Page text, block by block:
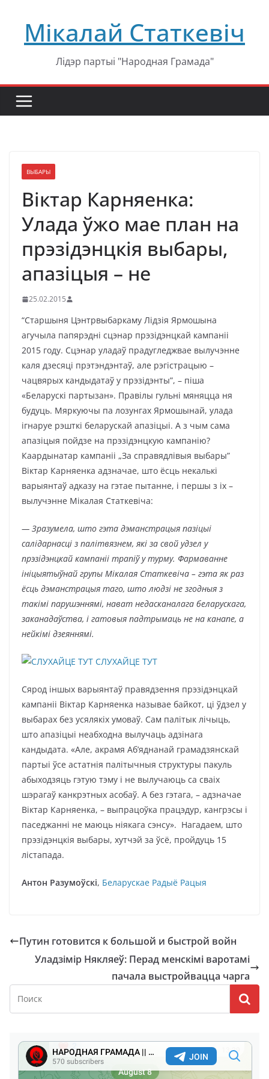
содержимому
Мікалай Статкевіч
Лідэр партыі "Народная Грамада"
ВЫБАРЫ
Віктар Карняенка:
Улада ўжо мае план на
прэзідэнцкія выбары,
апазіцыя – не
25.02.2015
“Старшыня Цэнтрвыбаркаму Лідзія Ярмошына
агучыла папярэдні сцэнар прэзідэнцкай кампаніі
2015 году. Сцэнар уладаў прадугледжвае вылучэнне
каля дзесяці прэтэндэнтаў, але рэгістрацыю –
чацвярых кандыдатаў у прэзідэнты”, – піша
«Беларускі партызан». Правілы гульні мяняцца ня
будуць. Мяркуючы па лозунгах Ярмошынай, улада
ігнаруе рэшткі беларускай апазіцыі. А з чым сама
апазіцыя пойдзе на прэзідэнцкую кампанію?
Каардынатар кампаніі „За справядлівыя выбары”
Віктар Карняенка адзначае, што ёсць некалькі
варыянтаў адказу на гэтае пытанне, і першы з іх –
вылучэнне Мікалая Статкевіча:
— Зразумела, што гэта дэманстрацыя пазіцыі
салідарнасці з палітвязнем, які за свой удзел у
прэзідэнцкай кампаніі трапіў у турму. Фармаванне
ініцыятыўнай групы Мікалая Статкевіча – гэта як раз
ёсць дэманстрацыя таго, што людзі не згодныя з
такімі парушэннямі, нават недасканалага беларускага,
заканадаўства, і гатовыя падтрымаць не на канапе, а
нейкімі дзеяннямі.
СЛУХАЙЦЕ ТУТ
Сярод іншых варыянтаў правядзення прэзідэнцкай
кампаніі Віктар Карняенка называе байкот, ці ўдзел у
выбарах без усялякіх умоваў. Сам палітык лічыць,
што апазіцыі неабходна вылучаць адзінага
кандыдата. «Але, акрамя Аб’яднанай грамадзянскай
партыі ўсе астатнія палітычныя структуры пакуль
абыходзяць гэтую тэму і не вылучаюць са сваіх
шэрагаў канкрэтных асобаў. А без гэтага, – адзначае
Віктар Карняенка, – выпрацоўка працэдур, кангрэсы і
паседжанні не маюць ніякага сэнсу». Нагадаем, што
прэзідэнцкія выбары, хутчэй за ўсё, пройдуць 15
лістапада.
Антон Разумоўскі, Беларускае Радыё Рацыя
Путин готовится к большой и быстрой войн
Уладзімір Някляеў: Перад менскімі варотамі
пачала выстройвацца чарга